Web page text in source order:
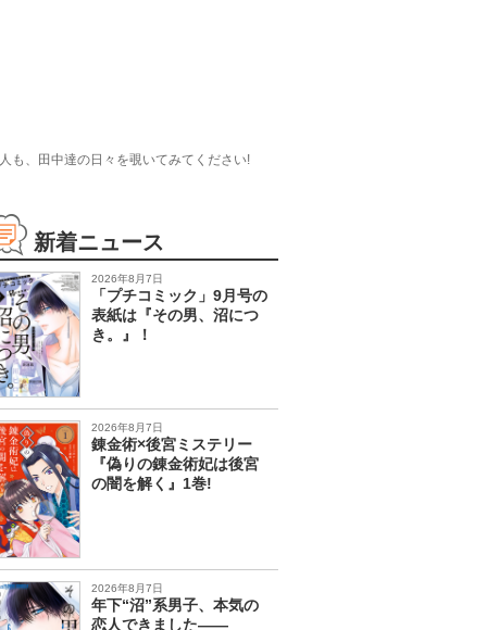
も、田中達の日々を覗いてみてください!
新着ニュース
2026年8月7日
「プチコミック」9月号の
表紙は『その男、沼につ
き。』！
2026年8月7日
錬金術×後宮ミステリー
『偽りの錬金術妃は後宮
の闇を解く』1巻!
2026年8月7日
年下“沼”系男子、本気の
恋人できました――